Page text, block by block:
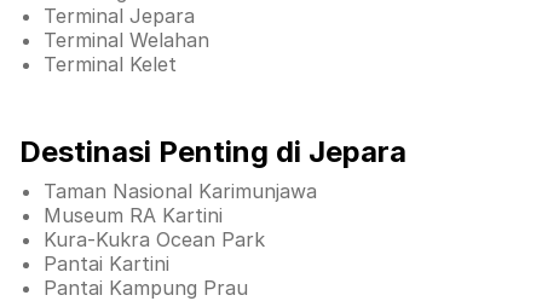
Terminal Jepara
Terminal Welahan
Terminal Kelet
Destinasi Penting di Jepara
Taman Nasional Karimunjawa
Museum RA Kartini
Kura-Kukra Ocean Park
Pantai Kartini
Pantai Kampung Prau